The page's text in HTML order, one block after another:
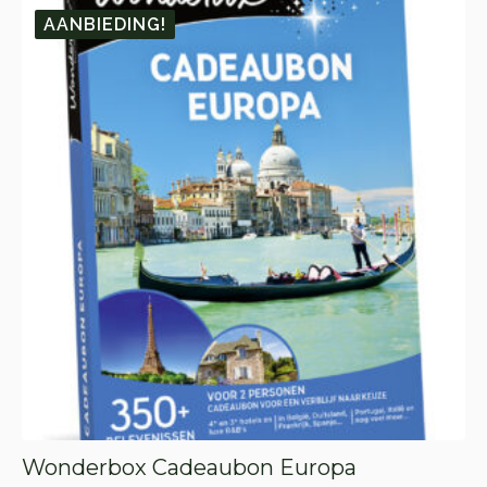
AANBIEDING!
Wonderbox Cadeaubon Europa